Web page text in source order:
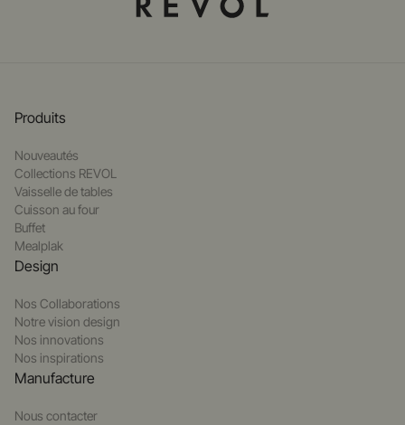
Produits
Nouveautés
Collections REVOL
Vaisselle de tables
Cuisson au four
Buffet
Mealplak
Design
Nos Collaborations
Notre vision design
Nos innovations
Nos inspirations
Manufacture
Nous contacter